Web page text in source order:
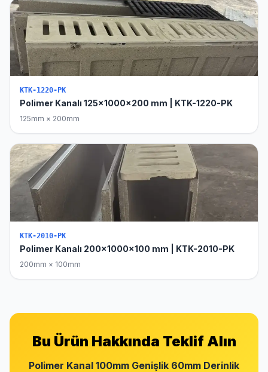
KTK-1220-PK
Polimer Kanalı 125x1000x200 mm | KTK-1220-PK
125mm × 200mm
KTK-2010-PK
Polimer Kanalı 200x1000x100 mm | KTK-2010-PK
200mm × 100mm
Bu Ürün Hakkında Teklif Alın
Polimer Kanal 100mm Genişlik 60mm Derinlik